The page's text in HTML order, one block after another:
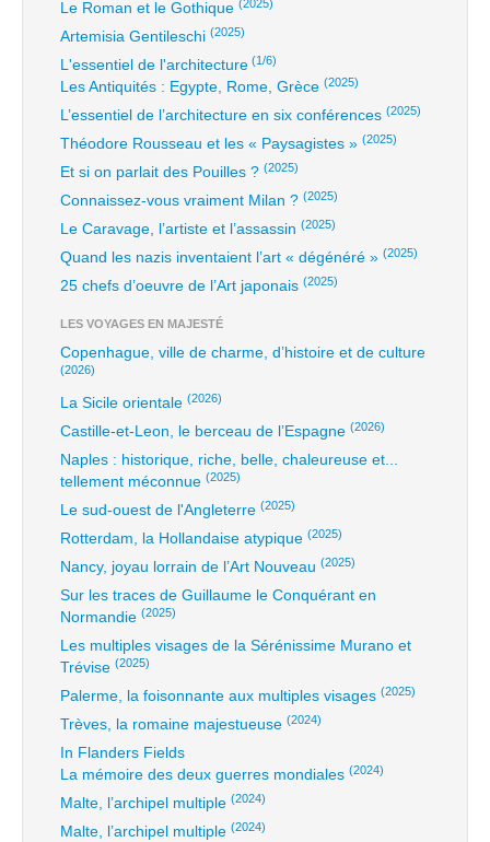
Le Roman et le Gothique (2025)
Artemisia Gentileschi (2025)
L'essentiel de l'architecture (1/6)
Les Antiquités : Egypte, Rome, Grèce (2025)
L’essentiel de l’architecture en six conférences (2025)
Théodore Rousseau et les « Paysagistes » (2025)
Et si on parlait des Pouilles ? (2025)
Connaissez-vous vraiment Milan ? (2025)
Le Caravage, l’artiste et l’assassin (2025)
Quand les nazis inventaient l’art « dégénéré » (2025)
25 chefs d’oeuvre de l’Art japonais (2025)
LES VOYAGES EN MAJESTÉ
Copenhague, ville de charme, d’histoire et de culture
(2026)
La Sicile orientale (2026)
Castille-et-Leon, le berceau de l’Espagne (2026)
Naples : historique, riche, belle, chaleureuse et...
tellement méconnue (2025)
Le sud-ouest de l'Angleterre (2025)
Rotterdam, la Hollandaise atypique (2025)
Nancy, joyau lorrain de l’Art Nouveau (2025)
Sur les traces de Guillaume le Conquérant en
Normandie (2025)
Les multiples visages de la Sérénissime Murano et
Trévise (2025)
Palerme, la foisonnante aux multiples visages (2025)
Trèves, la romaine majestueuse (2024)
In Flanders Fields
La mémoire des deux guerres mondiales (2024)
Malte, l’archipel multiple (2024)
Malte, l’archipel multiple (2024)